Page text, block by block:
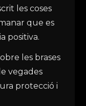
les coses
que es
positiva.
les brases
vegades
protecció i